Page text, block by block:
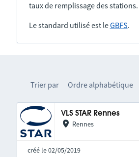
taux de remplissage des stations.
Le standard utilisé est leGBFS.
Trier par Ordre alphabétique
VLS STAR Rennes
Rennes
créé le 02/05/2019